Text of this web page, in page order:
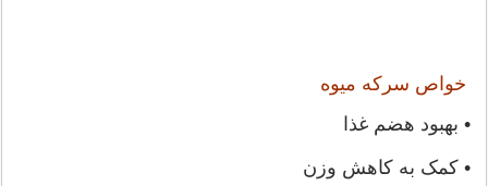
خواص سرکه میوه
• بهبود هضم غذا
• کمک به کاهش وزن